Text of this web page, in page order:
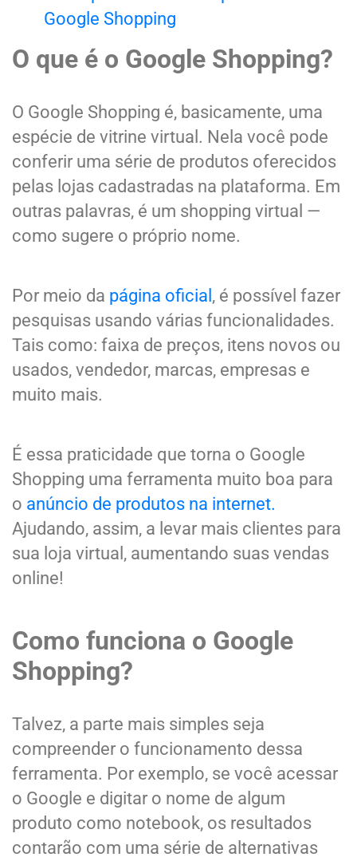
Google Shopping
O que é o Google Shopping?
O Google Shopping é, basicamente, uma
espécie de vitrine virtual. Nela você pode
conferir uma série de produtos oferecidos
pelas lojas cadastradas na plataforma. Em
outras palavras, é um shopping virtual —
como sugere o próprio nome.
Por meio da página oficial , é possível fazer
pesquisas usando várias funcionalidades.
Tais como: faixa de preços, itens novos ou
usados, vendedor, marcas, empresas e
muito mais.
É essa praticidade que torna o Google
Shopping uma ferramenta muito boa para
o anúncio de produtos na internet.
Ajudando, assim, a levar mais clientes para
sua loja virtual, aumentando suas vendas
online!
Como funciona o Google
Shopping?
Talvez, a parte mais simples seja
compreender o funcionamento dessa
ferramenta. Por exemplo, se você acessar
o Google e digitar o nome de algum
produto como notebook, os resultados
contarão com uma série de alternativas